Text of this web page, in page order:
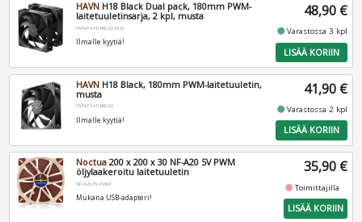
HAVN H18 Black Dual pack, 180mm PWM-
laitetuuletinsarja, 2 kpl, musta
HVN-FS-H1840-02-DUO
Ilmalle kyytiä!
48,90 €
fiber_manual_recordVarastossa 3 kpl
LISÄÄ KORIIN
HAVN H18 Black, 180mm PWM-laitetuuletin,
musta
HVN-FS-H1840-02
Ilmalle kyytiä!
41,90 €
fiber_manual_recordVarastossa 2 kpl
LISÄÄ KORIIN
Noctua 200 x 200 x 30 NF-A20 5V PWM
öljylaakeroitu laitetuuletin
NF-A20-5V-PWM
Mukana USB-adapteri!
35,90 €
fiber_manual_recordToimittajilla
LISÄÄ KORIIN